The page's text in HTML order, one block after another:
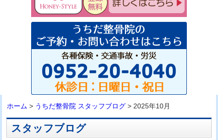
ホーム > うちだ整骨院 スタッフブログ > 2025年10月
スタッフブログ